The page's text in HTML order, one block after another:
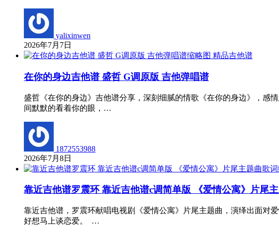
yalixinwen
2026年7月7日
精品吉他谱
在你的身边吉他谱 盛哲 G调原版 吉他弹唱谱
盛哲《在你的身边》吉他谱分享，深刻细腻的情歌《在你的身边》，感
间默默的看着你的眼，…
1872553988
2026年7月8日
靠近吉他谱罗震环 靠近吉他谱c调简单版 《爱情公寓》片尾
靠近吉他谱，罗震环献唱电视剧《爱情公寓》片尾主题曲，演绎出面对
好想马上谈恋爱。 …